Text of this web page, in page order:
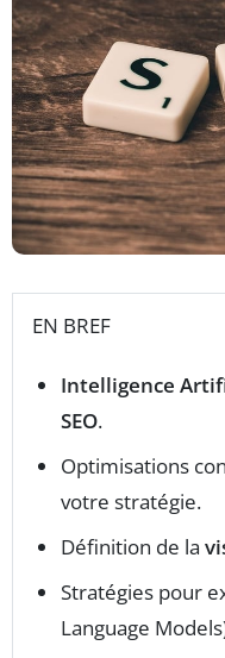
EN BREF
Intelligence
SEO.
Optimisations
votre stratégie.
Définition de la
Stratégies pour
Language